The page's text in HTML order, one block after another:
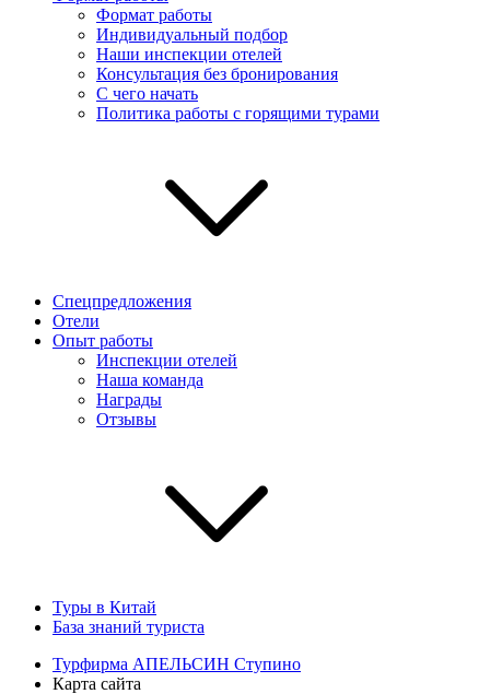
Формат работы
Индивидуальный подбор
Наши инспекции отелей
Консультация без бронирования
С чего начать
Политика работы с горящими турами
Спецпредложения
Отели
Опыт работы
Инспекции отелей
Наша команда
Награды
Отзывы
Туры в Китай
База знаний туриста
Турфирма АПЕЛЬСИН Ступино
Карта сайта